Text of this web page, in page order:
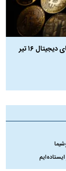
قیمت روز ارز‌های دیجیتال ۱۶ تیر